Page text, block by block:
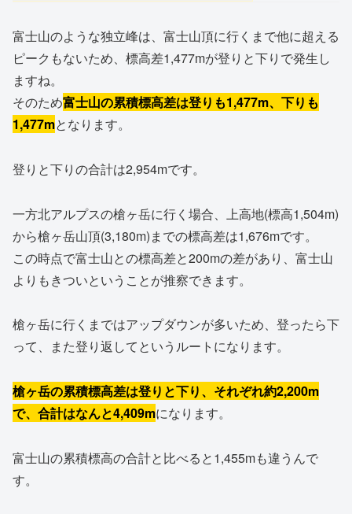
富士山のような独立峰は、富士山頂に行くまで他に超える
ピークもないため、標高差1,477mが登りと下りで発生し
ますね。
そのため富士山の累積標高差は登りも1,477m、下りも
1,477mとなります。
登りと下りの合計は2,954mです。
一方北アルプスの槍ヶ岳に行く場合、上高地(標高1,504m)
から槍ヶ岳山頂(3,180m)までの標高差は1,676mです。
この時点で富士山との標高差と200mの差があり、富士山
よりもきついということが推察できます。
槍ヶ岳に行くまではアップダウンが多いため、登ったら下
って、また登り返してというルートになります。
槍ヶ岳の累積標高差は登りと下り、それぞれ約2,200m
で、合計はなんと4,409mになります。
富士山の累積標高の合計と比べると1,455mも違うんで
す。